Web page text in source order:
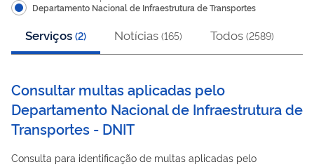
Departamento Nacional de Infraestrutura de Transportes
Serviços (2) Notícias (165) Todos (2589)
Consultar multas aplicadas pelo
Departamento Nacional de Infraestrutura de
Transportes - DNIT
Consulta para identificação de multas aplicadas pelo